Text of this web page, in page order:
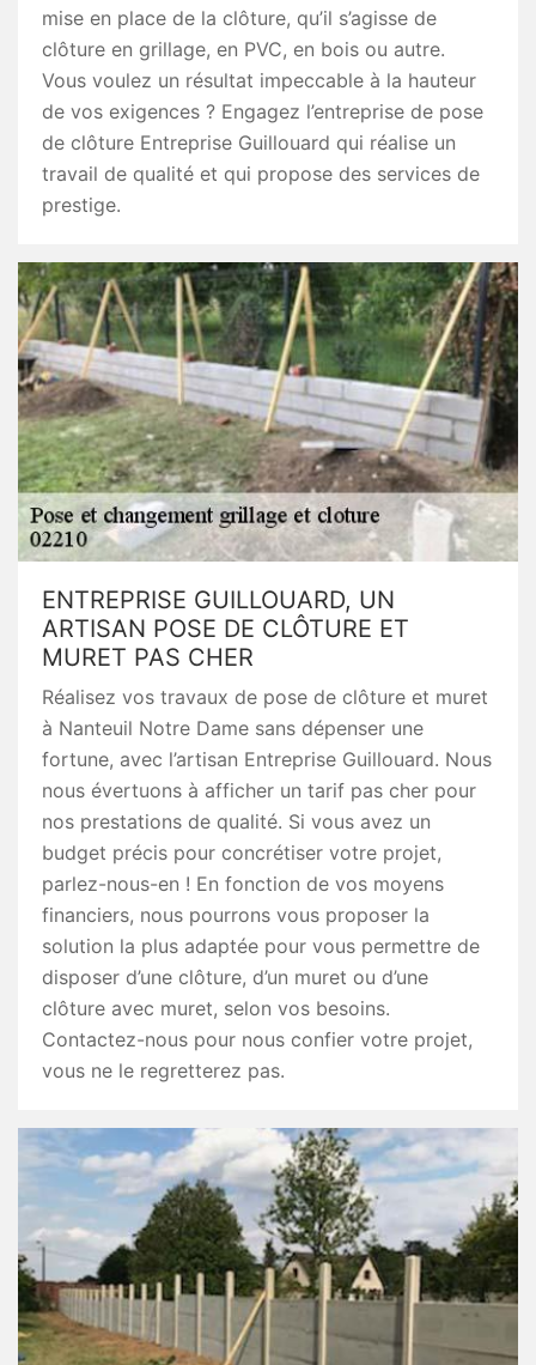
mise en place de la clôture, qu’il s’agisse de
clôture en grillage, en PVC, en bois ou autre.
Vous voulez un résultat impeccable à la hauteur
de vos exigences ? Engagez l’entreprise de pose
de clôture Entreprise Guillouard qui réalise un
travail de qualité et qui propose des services de
prestige.
ENTREPRISE GUILLOUARD, UN
ARTISAN POSE DE CLÔTURE ET
MURET PAS CHER
Réalisez vos travaux de pose de clôture et muret
à Nanteuil Notre Dame sans dépenser une
fortune, avec l’artisan Entreprise Guillouard. Nous
nous évertuons à afficher un tarif pas cher pour
nos prestations de qualité. Si vous avez un
budget précis pour concrétiser votre projet,
parlez-nous-en ! En fonction de vos moyens
financiers, nous pourrons vous proposer la
solution la plus adaptée pour vous permettre de
disposer d’une clôture, d’un muret ou d’une
clôture avec muret, selon vos besoins.
Contactez-nous pour nous confier votre projet,
vous ne le regretterez pas.